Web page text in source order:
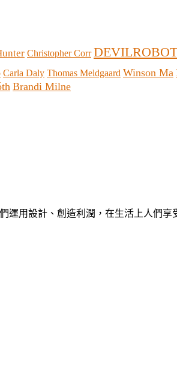
Christopher Corr
Carla Daly Thomas Meldgaard Winson Ma
Brandi Milne
用設計、創造利潤，在生活上人們